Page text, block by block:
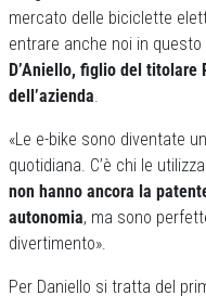
mercato delle biciclette
entrare anche noi in
D’Aniello, figlio del titolare
dell’azienda.
«Le e-bike sono diventate
quotidiana. C’è chi le
non hanno ancora la
autonomia, ma sono
divertimento».
Per Daniello si tratta del